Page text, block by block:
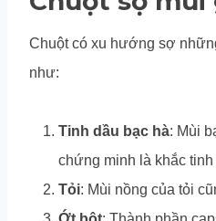
Chuột có xu hướng sợ
như:
Tinh dầu bạc hà: Mùi
chứng minh là khắc tinh
Tỏi: Mùi nồng của tỏi